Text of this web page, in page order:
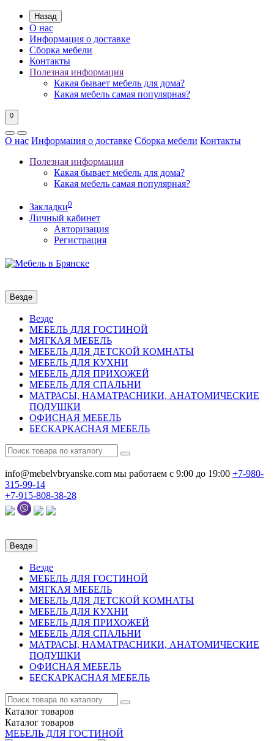
Назад
О нас
Информация о доставке
Сборка мебели
Контакты
Полезная информация
Какая бывает мебель для дома?
Какая мебель самая популярная?
0
О нас Информация о доставке Сборка мебели Контакты
Полезная информация
Какая бывает мебель для дома?
Какая мебель самая популярная?
Закладки0
Личный кабинет
Авторизация
Регистрация
Везде
Везде
МЕБЕЛЬ ДЛЯ ГОСТИНОЙ
МЯГКАЯ МЕБЕЛЬ
МЕБЕЛЬ ДЛЯ ДЕТСКОЙ КОМНАТЫ
МЕБЕЛЬ ДЛЯ КУХНИ
МЕБЕЛЬ ДЛЯ ПРИХОЖЕЙ
МЕБЕЛЬ ДЛЯ СПАЛЬНИ
МАТРАСЫ, НАМАТРАСНИКИ, АНАТОМИЧЕСКИЕ
ПОДУШКИ
ОФИСНАЯ МЕБЕЛЬ
БЕСКАРКАСНАЯ МЕБЕЛЬ
info@mebelvbryanske.com мы работаем с 9:00 до 19:00 +7-980-
315-99-14
+7-915-808-38-28
Везде
Везде
МЕБЕЛЬ ДЛЯ ГОСТИНОЙ
МЯГКАЯ МЕБЕЛЬ
МЕБЕЛЬ ДЛЯ ДЕТСКОЙ КОМНАТЫ
МЕБЕЛЬ ДЛЯ КУХНИ
МЕБЕЛЬ ДЛЯ ПРИХОЖЕЙ
МЕБЕЛЬ ДЛЯ СПАЛЬНИ
МАТРАСЫ, НАМАТРАСНИКИ, АНАТОМИЧЕСКИЕ
ПОДУШКИ
ОФИСНАЯ МЕБЕЛЬ
БЕСКАРКАСНАЯ МЕБЕЛЬ
Каталог товаров
Каталог товаров
МЕБЕЛЬ ДЛЯ ГОСТИНОЙ